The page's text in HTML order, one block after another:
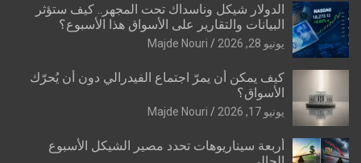
الدولار شيكل وناسداك تحت المجهر.. كيف ستؤثر
البيانات والتقارير على الأسواق هذا الأسبوع؟
يونيو 28, 2026 Majde Nouri
كيف يمكن أن يمرّ اجتماع الفيدرالي دون أن يُحرّك
الأسواق؟
يونيو 17, 2026 Majde Nouri
أربعة سيناريوهات تحدد مصير الشيكل الأسبوع